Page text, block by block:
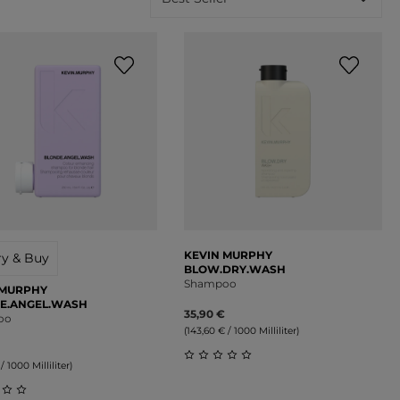
5 Sternen
& Buy
/ 1000 Milliliter)
KEVIN MURPHY
BLOW.DRY.WASH
Shampoo
35,90 €
(143,60 € / 1000 Milliliter)